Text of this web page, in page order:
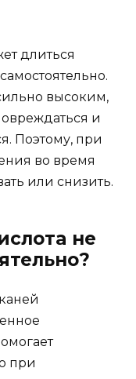
длиться
высоким,
и
Поэтому, при
во время
или снизить.
не
при